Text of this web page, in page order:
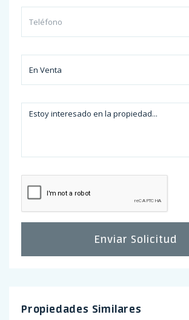
Enviar Solicitud
Propiedades Similares